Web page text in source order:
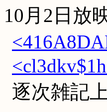
10月2日放
逐次雑記